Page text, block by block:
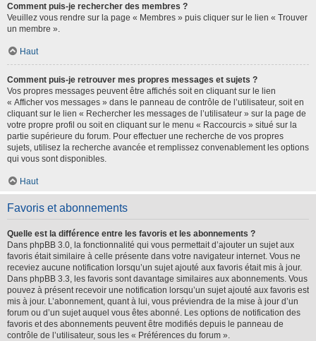
Comment puis-je rechercher des membres ?
Veuillez vous rendre sur la page « Membres » puis cliquer sur le lien « Trouver
un membre ».
Haut
Comment puis-je retrouver mes propres messages et sujets ?
Vos propres messages peuvent être affichés soit en cliquant sur le lien
« Afficher vos messages » dans le panneau de contrôle de l’utilisateur, soit en
cliquant sur le lien « Rechercher les messages de l’utilisateur » sur la page de
votre propre profil ou soit en cliquant sur le menu « Raccourcis » situé sur la
partie supérieure du forum. Pour effectuer une recherche de vos propres
sujets, utilisez la recherche avancée et remplissez convenablement les options
qui vous sont disponibles.
Haut
Favoris et abonnements
Quelle est la différence entre les favoris et les abonnements ?
Dans phpBB 3.0, la fonctionnalité qui vous permettait d’ajouter un sujet aux
favoris était similaire à celle présente dans votre navigateur internet. Vous ne
receviez aucune notification lorsqu’un sujet ajouté aux favoris était mis à jour.
Dans phpBB 3.3, les favoris sont davantage similaires aux abonnements. Vous
pouvez à présent recevoir une notification lorsqu’un sujet ajouté aux favoris est
mis à jour. L’abonnement, quant à lui, vous préviendra de la mise à jour d’un
forum ou d’un sujet auquel vous êtes abonné. Les options de notification des
favoris et des abonnements peuvent être modifiés depuis le panneau de
contrôle de l’utilisateur, sous les « Préférences du forum ».